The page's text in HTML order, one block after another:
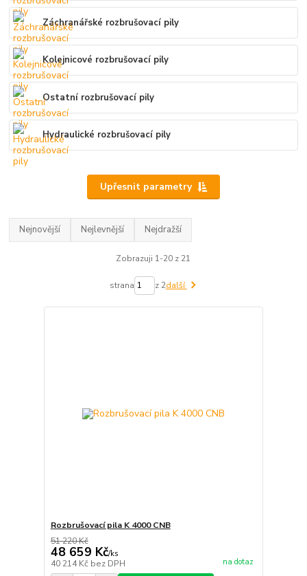
Záchranářské rozbrušovací pily
Kolejnicové rozbrušovací pily
Ostatní rozbrušovací pily
Hydraulické rozbrušovací pily
Upřesnit parametry
Nejnovější Nejlevnější Nejdražší
Zobrazuji 1-20 z 21
strana z 2další
Rozbrušovací pila K 4000 CNB
51 220 Kč
48 659 Kč/ks
40 214 Kč bez DPH na dotaz